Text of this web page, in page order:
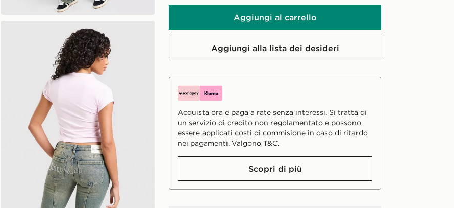
Aggiungi al carrello
Aggiungi alla lista dei desideri
Acquista ora e paga a rate senza interessi. Si tratta di
un servizio di credito non regolamentato e possono
essere applicati costi di commisione in caso di ritardo
nei pagamenti. Valgono T&C.
Scopri di più